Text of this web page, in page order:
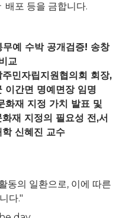
배포 등을 금합니다.
예 수박 공개검증! 송창
교
민자립지원협의회 회장,
이간면 명예면장 임명
화재 지정 가치 발표 및
재 지정의 필요성 전,서
신혜진 교수
동의 일환으로, 이에 따른
다."